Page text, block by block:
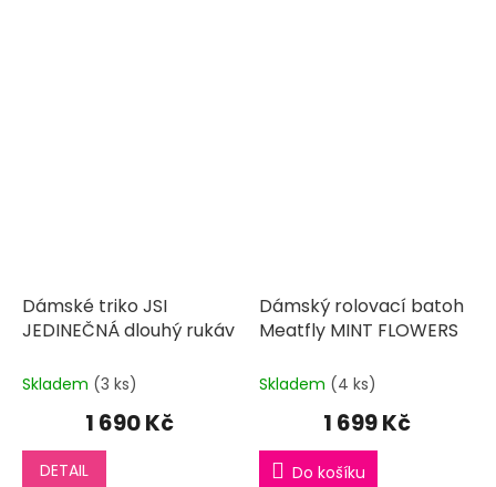
Dámské triko JSI
JEDINEČNÁ dlouhý rukáv
Skladem (3 ks)
1 690 Kč
DETAIL
Dámský rolovací batoh
Meatfly MINT FLOWERS
Skladem (4 ks)
1 699 Kč
Do košíku